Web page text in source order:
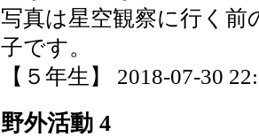
写真は星空観察に行く前
子です。
【５年生】 2018-07-30
野外活動 4